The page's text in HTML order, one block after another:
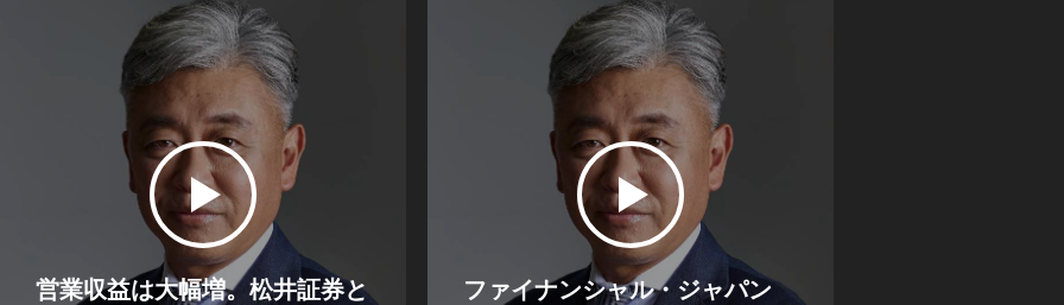
営業収益は大幅増。松井証券と
ファイナンシャル・ジャパン